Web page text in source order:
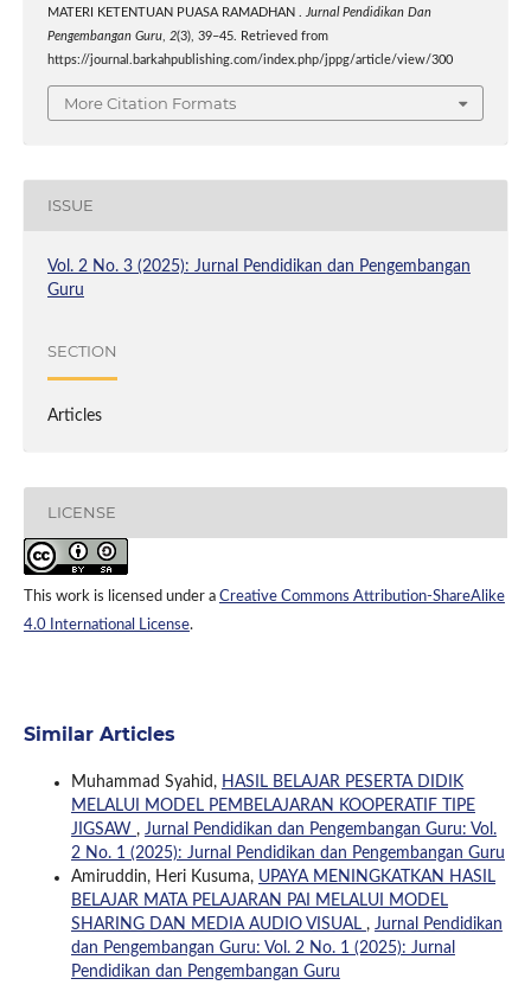
MATERI KETENTUAN PUASA RAMADHAN . Jurnal Pendidikan Dan
Pengembangan Guru, 2(3), 39–45. Retrieved from
https://journal.barkahpublishing.com/index.php/jppg/article/view/300
More Citation Formats
ISSUE
Vol. 2 No. 3 (2025): Jurnal Pendidikan dan Pengembangan
Guru
SECTION
Articles
LICENSE
This work is licensed under a Creative Commons Attribution-ShareAlike
4.0 International License.
Similar Articles
Muhammad Syahid, HASIL BELAJAR PESERTA DIDIK
MELALUI MODEL PEMBELAJARAN KOOPERATIF TIPE
JIGSAW , Jurnal Pendidikan dan Pengembangan Guru: Vol.
2 No. 1 (2025): Jurnal Pendidikan dan Pengembangan Guru
Amiruddin, Heri Kusuma, UPAYA MENINGKATKAN HASIL
BELAJAR MATA PELAJARAN PAI MELALUI MODEL
SHARING DAN MEDIA AUDIO VISUAL , Jurnal Pendidikan
dan Pengembangan Guru: Vol. 2 No. 1 (2025): Jurnal
Pendidikan dan Pengembangan Guru